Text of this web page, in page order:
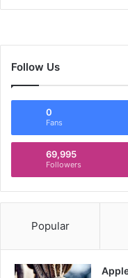
Follow Us
0
Fans
69,995
Followers
Popular